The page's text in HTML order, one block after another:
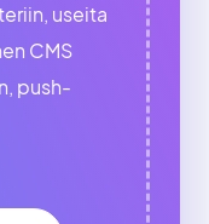
useita
CMS
push-